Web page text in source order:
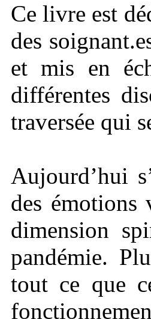
Ce livre est
des
et mis en
différentes
traversée qui
Aujourd’hui
des émotions
dimension
pandémie.
tout ce que